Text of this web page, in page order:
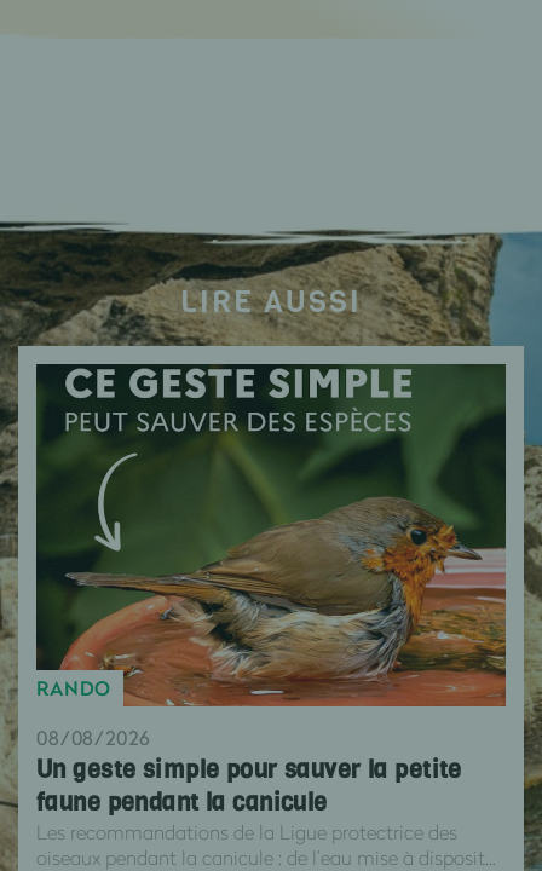
LIRE AUSSI
RANDO
08/08/2026
Un geste simple pour sauver la petite
faune pendant la canicule
Les recommandations de la Ligue protectrice des
oiseaux pendant la canicule : de l’eau mise à disposit...